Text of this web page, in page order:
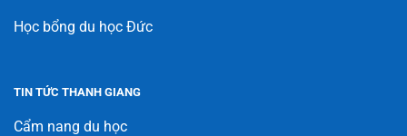
Học bổng du học Đức
TIN TỨC THANH GIANG
Cẩm nang du học